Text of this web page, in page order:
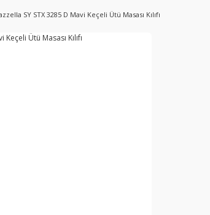
SY STX 3285 D Mavi Keçeli Ütü Masası Kılıfı